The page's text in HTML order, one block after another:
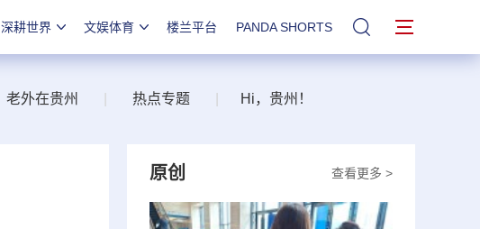
深耕世界 文娱体育 楼兰平台 PANDA SHORTS 站内搜索
老外在贵州 热点专题 Hi，贵州！
查看更多 >
原创